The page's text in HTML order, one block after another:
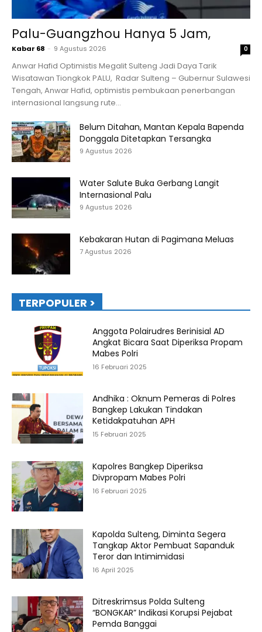
Palu-Guangzhou Hanya 5 Jam,
Kabar 68 - 9 Agustus 2026 0
Anwar Hafid Optimistis Megalit Sulteng Jadi Daya Tarik
Wisatawan Tiongkok PALU, Radar Sulteng – Gubernur Sulawesi
Tengah, Anwar Hafid, optimistis pembukaan penerbangan
internasional langsung rute...
Belum Ditahan, Mantan Kepala Bapenda
Donggala Ditetapkan Tersangka
9 Agustus 2026
Water Salute Buka Gerbang Langit
Internasional Palu
9 Agustus 2026
Kebakaran Hutan di Pagimana Meluas
7 Agustus 2026
TERPOPULER >
Anggota Polairudres Berinisial AD
Angkat Bicara Saat Diperiksa Propam
Mabes Polri
16 Februari 2025
Andhika : Oknum Pemeras di Polres
Bangkep Lakukan Tindakan
Ketidakpatuhan APH
15 Februari 2025
Kapolres Bangkep Diperiksa
Divpropam Mabes Polri
16 Februari 2025
Kapolda Sulteng, Diminta Segera
Tangkap Aktor Pembuat Sapanduk
Teror dan Intimimidasi
16 April 2025
Ditreskrimsus Polda Sulteng
“BONGKAR” Indikasi Korupsi Pejabat
Pemda Banggai